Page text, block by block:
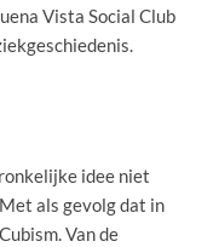
Vista Social Club
idee niet
als gevolg dat in
Van de